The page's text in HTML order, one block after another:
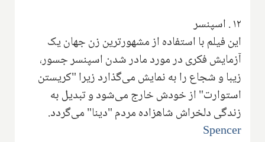
۱۲.اسپنسر
این فیلم با استفاده از مشهورترین زن جهان یک
آزمایش فکری در مورد مادر شدن اسپنسر جسور،
زیبا و شجاع را به نمایش می‌گذارد زیرا "کریستن
استوارت" از خودش خارج می‌شود و تبدیل به
زندگی دلخراش شاهزاده مردم "دینا" می‌گردد.
Spencer